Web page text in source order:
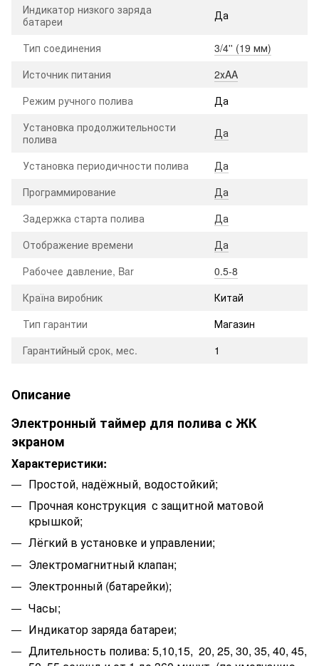
Индикатор низкого заряда
батареи
Да
Тип соединения
3/4'' (19 мм)
Источник питания
2хAA
Режим ручного полива
Да
Установка продолжительности
полива
Да
Установка периодичности полива
Да
Программирование
Да
Задержка старта полива
Да
Отображение времени
Да
Рабочее давление, Bar
0.5-8
Країна виробник
Китай
Тип гарантии
Магазин
Гарантийный срок, мес.
1
Описание
Электронный таймер для полива с ЖК
экраном
Характеристики:
Простой, надёжный, водостойкий;
Прочная конструкция с защитной матовой
крышкой;
Лёгкий в установке и управлении;
Электромагнитный клапан;
Электронный (батарейки);
Часы;
Индикатор заряда батареи;
Длительность полива: 5,10,15, 20, 25, 30, 35, 40, 45,